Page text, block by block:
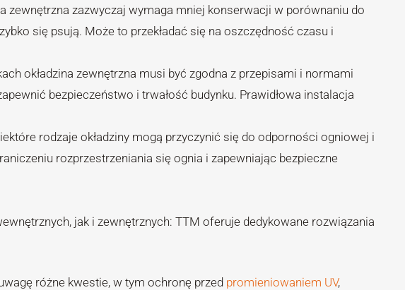
zewnętrzna zazwyczaj wymaga mniej konserwacji w porównaniu do
się psują. Może to przekładać się na oszczędność czasu i
okładzina zewnętrzna musi być zgodna z przepisami i normami
bezpieczeństwo i trwałość budynku. Prawidłowa instalacja
rodzaje okładziny mogą przyczynić się do odporności ogniowej i
rozprzestrzeniania się ognia i zapewniając bezpieczne
jak i zewnętrznych: TTM oferuje dedykowane rozwiązania
różne kwestie, w tym ochronę przed promieniowaniem UV,